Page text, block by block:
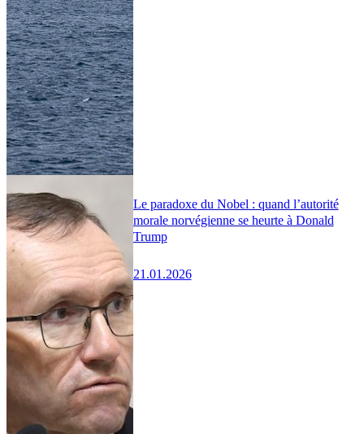
Le paradoxe du Nobel : quand l’autorité
morale norvégienne se heurte à Donald
Trump
21.01.2026